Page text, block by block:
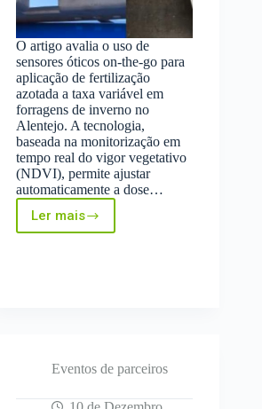
O artigo avalia o uso de
sensores óticos on-the-go para
aplicação de fertilização
azotada a taxa variável em
forragens de inverno no
Alentejo. A tecnologia,
baseada na monitorização em
tempo real do vigor vegetativo
(NDVI), permite ajustar
automaticamente a dose…
Ler mais
Artigo
–
Fertilização
em
Eventos de parceiros